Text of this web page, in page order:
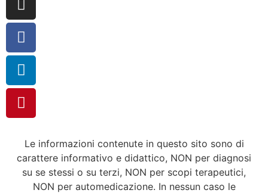
Le informazioni contenute in questo sito sono di
carattere informativo e didattico, NON per diagnosi
su se stessi o su terzi, NON per scopi terapeutici,
NON per automedicazione. In nessun caso le